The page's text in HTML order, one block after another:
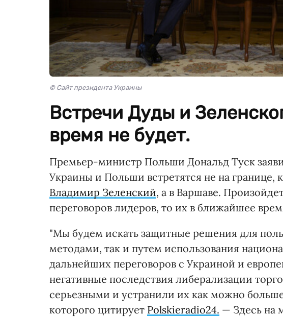
© Сайт президента Украины
Встречи Дуды и
время не будет.
Премьер-министр Польши Дональд Туск
Украины и Польши встретятся не на границе,
Владимир Зеленский, а в Варшаве.
переговоров лидеров, то их в ближайшее
"Мы будем искать защитные решения для
методами, так и путем использования
дальнейших переговоров с Украиной и
негативные последствия либерализации
серьезными и устранили их как можно
которого цитирует Polskieradio24. — Здесь на